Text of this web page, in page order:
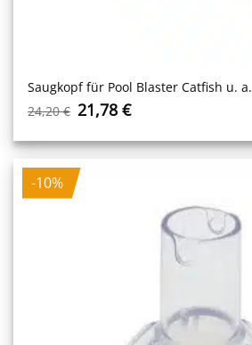
Saugkopf für Pool Blaster Catfish u. a.
24,20€ Ursprünglicher
Preis
war:
24,20 €
21,78€Aktueller
ist:
21,78 €.
-10%